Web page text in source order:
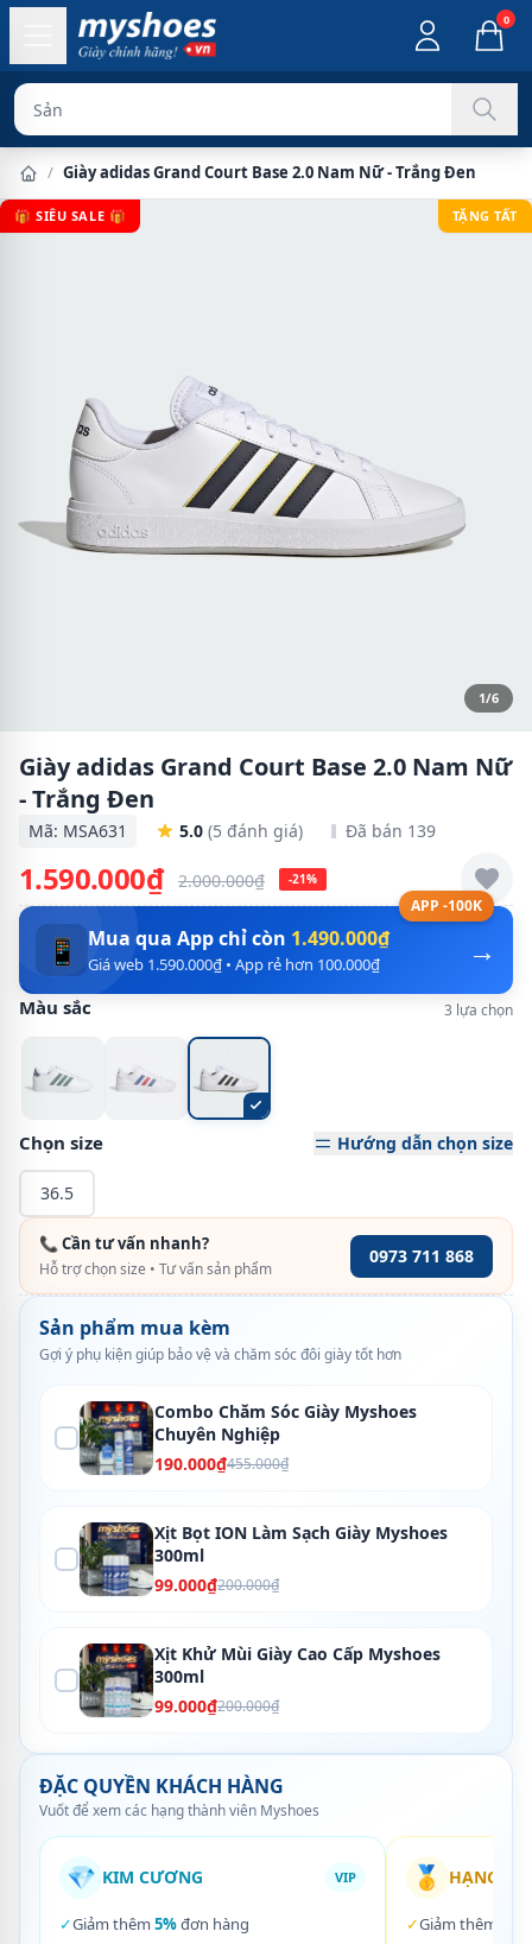
0
Sản phẩm chí
/ Giày adidas Grand Court Base 2.0 Nam Nữ - Trắng Đen
🎁 SIÊU SALE 🎁 TẶNG TẤT
1/6
Giày adidas Grand Court Base 2.0 Nam Nữ
- Trắng Đen
Mã: MSA631 5.0 (5 đánh giá) Đã bán 139
1.590.000₫ 2.000.000₫ -21%
APP -100K
→
📱 Mua qua App chỉ còn 1.490.000₫
Giá web 1.590.000₫ • App rẻ hơn 100.000₫
Màu sắc 3 lựa chọn
Chọn size Hướng dẫn chọn size
36.5
📞 Cần tư vấn nhanh?
Hỗ trợ chọn size • Tư vấn sản phẩm
0973 711 868
Sản phẩm mua kèm
Gợi ý phụ kiện giúp bảo vệ và chăm sóc đôi giày tốt hơn
Combo Chăm Sóc Giày Myshoes
Chuyên Nghiệp
190.000₫455.000₫
Xịt Bọt ION Làm Sạch Giày Myshoes
300ml
99.000₫200.000₫
Xịt Khử Mùi Giày Cao Cấp Myshoes
300ml
99.000₫200.000₫
ĐẶC QUYỀN KHÁCH HÀNG
Vuốt để xem các hạng thành viên Myshoes
💎 KIM CƯƠNG VIP
✓Giảm thêm 5%đơn hàng
🥇 HẠNG
✓Giảm thêm